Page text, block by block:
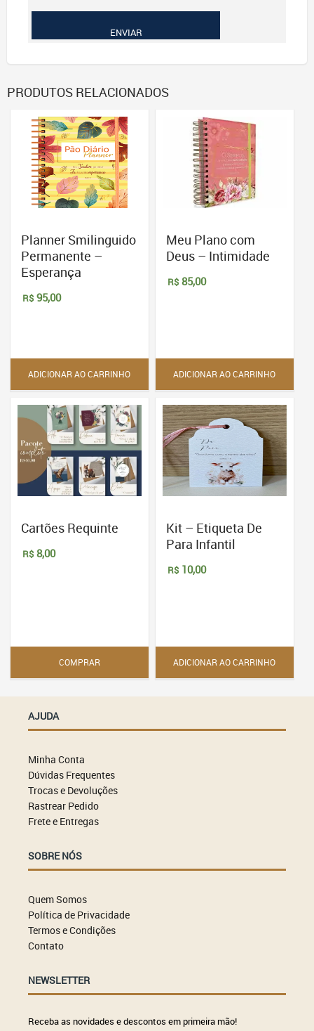
PRODUTOS RELACIONADOS
Planner Smilinguido
Permanente –
Esperança
R$ 95,00
ADICIONAR AO CARRINHO
Meu Plano com
Deus – Intimidade
R$ 85,00
ADICIONAR AO CARRINHO
Cartões Requinte
R$ 8,00
COMPRAR
opções
ser
página
do
Kit – Etiqueta De
Para Infantil
R$ 10,00
ADICIONAR AO CARRINHO
AJUDA
Minha Conta
Dúvidas Frequentes
Trocas e Devoluções
Rastrear Pedido
Frete e Entregas
SOBRE NÓS
Quem Somos
Política de Privacidade
Termos e Condições
Contato
NEWSLETTER
Receba as novidades e descontos em primeira mão!